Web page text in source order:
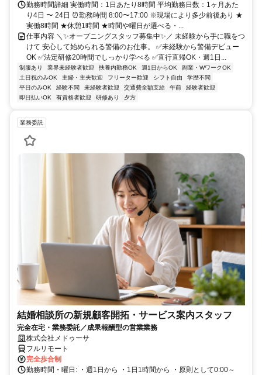
勤務時間詳細 実働時間：1日あたり8時間 平均勤務日数：1ヶ月あた
り4日 〜 24日 ⏰勤務時間 8:00〜17:00 ※現場により多少前後あり ★
実働8時間 ★休憩1時間 ★時間や曜日が選べる・...
仕事内容 ＼✨オープニングスタッフ募集中✨／ 未経験から手に職をつ
けて 安心して始められる警備のお仕事。 ✅未経験から警備デビュー
OK ✅法定研修20時間でしっかり学べる ✅直行直帰OK・週1日...
制服あり 業界未経験者歓迎 扶養内勤務OK 週1日からOK
副業・WワークOK
土日祝のみOK
主婦・主夫歓迎 フリーター歓迎 シフト自由
学歴不問
平日のみOK
経験不問 未経験者歓迎 交通費全額支給 午前
経験者歓迎
即日払いOK
有資格者歓迎 研修あり 夕方
業務委託
結婚相談所の新規顧客開拓・サービス案内スタッフ
完全在宅・業務委託／成果報酬型の営業業務
株式会社メドゥーサ
フルリモート
完全歩合制
勤務時間・曜日: ・週1日から ・1日1時間から ・原則として0:00～